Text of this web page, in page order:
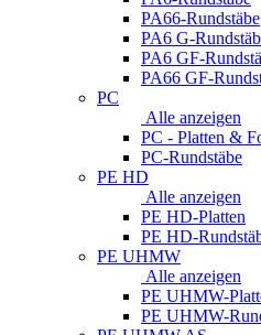
PA66-Rundstäbe
PA6 G-
PA6 GF-
PA66 GF-
PC
Alle anzeigen
PC - Platten &
PC-Rundstäbe
PE HD
Alle anzeigen
PE HD-Platten
PE HD-
PE UHMW
Alle anzeigen
PE UHMW-
PE UHMW-